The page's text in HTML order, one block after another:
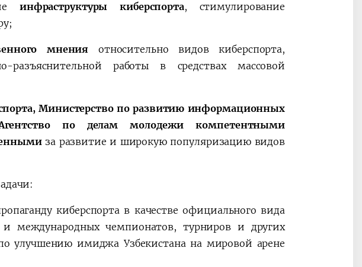
инфраструктуры киберспорта, стимулирование
мнения относительно видов киберспорта,
разъяснительной работы в средствах массовой
Министерство по развитию информационных
по делам молодежи компетентными
за развитие и широкую популяризацию видов
киберспорта в качестве официального вида
и международных чемпионатов, турниров и других
улучшению имиджа Узбекистана на мировой арене